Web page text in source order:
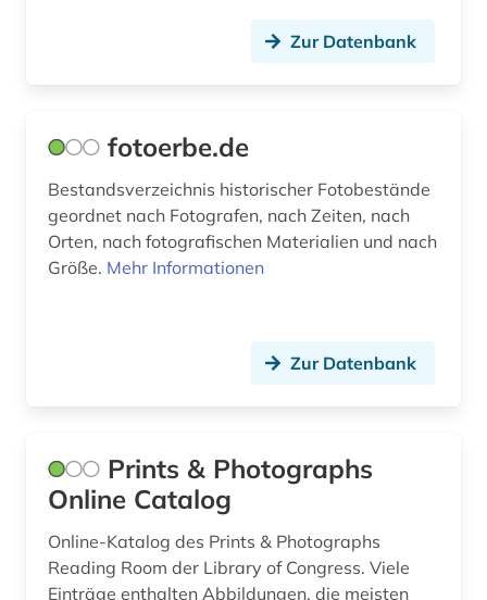
karte (2)
kirchenarchiv (1)
kleidung (5)
kommunismus (1)
kulturerbe (3)
kulturwissenschaften (1)
kunst (7)
kunstgeschichte (1)
landeskunde (1)
Zur Datenbank
fotoerbe.de
Bestandsverzeichnis historischer Fotobestände
geordnet nach Fotografen, nach Zeiten, nach
Orten, nach fotografischen Materialien und nach
Größe. Mehr Informationen
Zur Datenbank
Prints & Photographs
Online Catalog
Online-Katalog des Prints & Photographs
Reading Room der Library of Congress. Viele
Einträge enthalten Abbildungen, die meisten